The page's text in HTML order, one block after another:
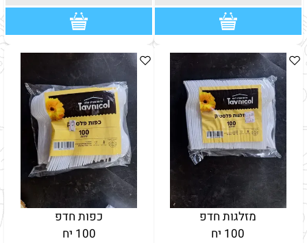
מזלגות חדפ
100 יח
כפות חדפ
100 יח